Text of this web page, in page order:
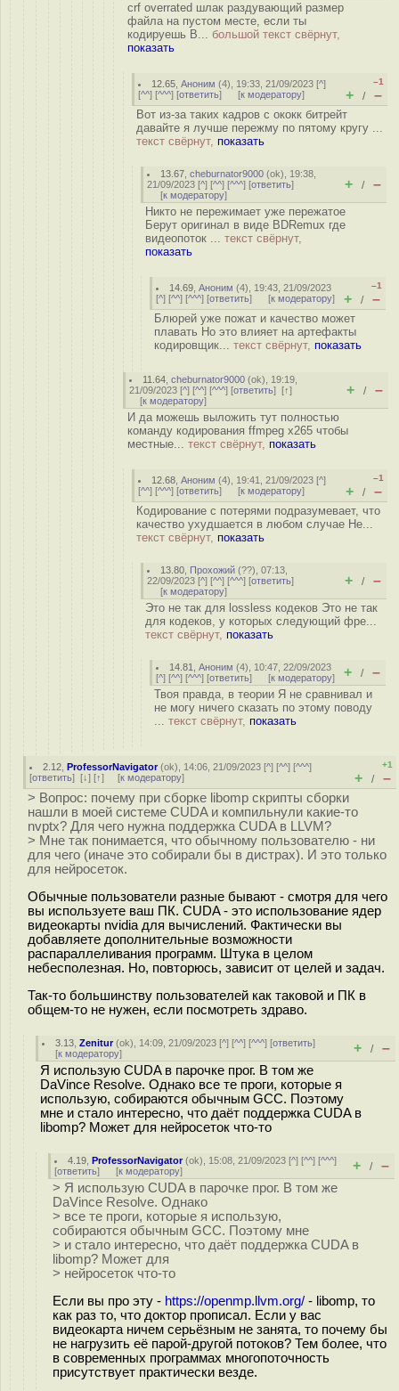
crf overrated шлак раздувающий размер
файла на пустом месте, если ты
кодируешь B... большой текст свёрнут,
показать
12.65 ,Аноним (4), 19:33, 21/09/2023 [^]
[^^] [^^^] [ответить] [к модератору]
–1
+ / –
Вот из-за таких кадров с ококк битрейт
давайте я лучше пережму по пятому кругу ...
текст свёрнут, показать
13.67 ,cheburnator9000 (ok), 19:38,
21/09/2023 [^] [^^] [^^^] [ответить]
[к модератору]
+ / –
Никто не пережимает уже пережатое
Берут оригинал в виде BDRemux где
видеопоток ... текст свёрнут,
показать
14.69 ,Аноним (4), 19:43, 21/09/2023
[^] [^^] [^^^] [ответить] [к модератору]
–1
+ / –
Блюрей уже пожат и качество может
плавать Но это влияет на артефакты
кодировщик... текст свёрнут, показать
11.64 ,cheburnator9000 (ok), 19:19,
21/09/2023 [^] [^^] [^^^] [ответить] [↑]
[к модератору]
+ / –
И да можешь выложить тут полностью
команду кодирования ffmpeg x265 чтобы
местные... текст свёрнут, показать
12.68 ,Аноним (4), 19:41, 21/09/2023 [^]
[^^] [^^^] [ответить] [к модератору]
–1
+ / –
Кодирование с потерями подразумевает, что
качество ухудшается в любом случае Не...
текст свёрнут, показать
13.80 Прохожий (??), 07:13,
22/09/2023 [^] [^^] [^^^] [ответить]
[к модератору]
+ / –
Это не так для lossless кодеков Это не так
для кодеков, у которых следующий фре...
текст свёрнут, показать
14.81 ,Аноним (4), 10:47, 22/09/2023
[^] [^^] [^^^] [ответить] [к модератору] + / –
Твоя правда, в теории Я не сравнивал и
не могу ничего сказать по этому поводу
... текст свёрнут, показать
2.12 ,ProfessorNavigator(ok), 14:06, 21/09/2023 [^] [^^] [^^^]
[ответить] [↓] [↑] [к модератору]
+1
+ / –
> Вопрос: почему при сборке libomp скрипты сборки
нашли в моей системе CUDA и компильнули какие-то
nvptx? Для чего нужна поддержка CUDA в LLVM?
> Мне так понимается, что обычному пользователю - ни
для чего (иначе это собирали бы в дистрах). И это только
для нейросеток.
Обычные пользователи разные бывают - смотря для чего
вы используете ваш ПК. CUDA - это использование ядер
видеокарты nvidia для вычислений. Фактически вы
добавляете дополнительные возможности
распараллеливания программ. Штука в целом
небесполезная. Но, повторюсь, зависит от целей и задач.
Так-то большинству пользователей как таковой и ПК в
общем-то не нужен, если посмотреть здраво.
3.13 ,Zenitur(ok), 14:09, 21/09/2023 [^] [^^] [^^^] [ответить]
[к модератору] + / –
Я использую CUDA в парочке прог. В том же
DaVince Resolve. Однако все те проги, которые я
использую, собираются обычным GCC. Поэтому
мне и стало интересно, что даёт поддержка CUDA в
libomp? Может для нейросеток что-то
4.19 ,ProfessorNavigator(ok), 15:08, 21/09/2023 [^] [^^] [^^^]
[ответить] [к модератору] + / –
> Я использую CUDA в парочке прог. В том же
DaVince Resolve. Однако
> все те проги, которые я использую,
собираются обычным GCC. Поэтому мне
> и стало интересно, что даёт поддержка CUDA в
libomp? Может для
> нейросеток что-то
Если вы про эту - https://openmp.llvm.org/ - libomp, то
как раз то, что доктор прописал. Если у вас
видеокарта ничем серьёзным не занята, то почему бы
не нагрузить её парой-другой потоков? Тем более, что
в современных программах многопоточность
присутствует практически везде.